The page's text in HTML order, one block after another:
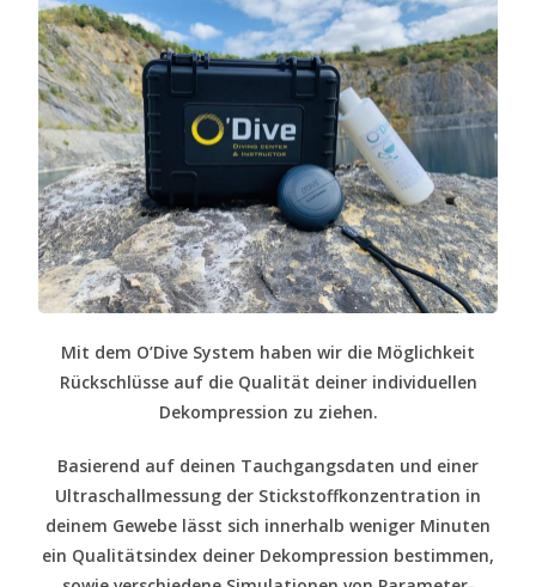
Mit dem O’Dive System haben wir die Möglichkeit
Rückschlüsse auf die Qualität deiner individuellen
Dekompression zu ziehen.
Basierend auf deinen Tauchgangsdaten und einer
Ultraschallmessung der Stickstoffkonzentration in
deinem Gewebe lässt sich innerhalb weniger Minuten
ein Qualitätsindex deiner Dekompression bestimmen,